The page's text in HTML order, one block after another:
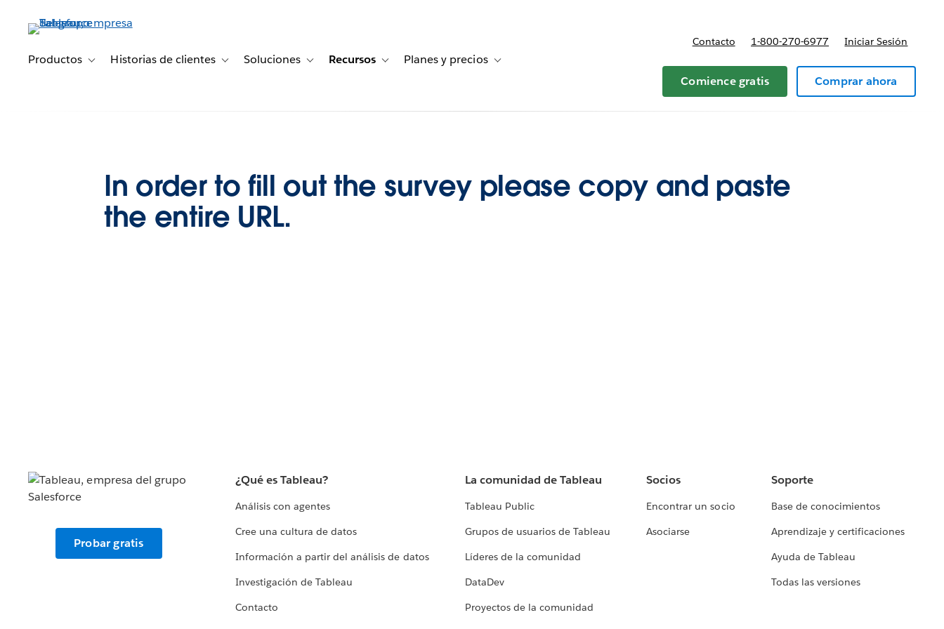
principalProductos Toggle sub-navigation for Productos
Historias de clientes Toggle sub-navigation for Historias de clientes
Soluciones Toggle sub-navigation for Soluciones
Recursos Toggle sub-navigation for Recursos
Planes y precios Toggle sub-navigation for Planes y precios
Contacto 1-800-270-6977 Iniciar Sesión
Comience gratis Comprar ahora
In order to fill out the survey please copy and paste
the entire URL.
Probar gratis
¿Qué es Tableau?
Análisis con agentes
Cree una cultura de datos
Información a partir del análisis de datos
Investigación de Tableau
Contacto
La comunidad de Tableau
Tableau Public
Grupos de usuarios de Tableau
Líderes de la comunidad
DataDev
Proyectos de la comunidad
Socios
Encontrar un socio
Asociarse
Soporte
Base de conocimientos
Aprendizaje y certificaciones
Ayuda de Tableau
Todas las versiones